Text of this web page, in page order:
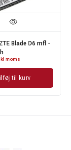
Blade D6 mfl -
moms
til kurv